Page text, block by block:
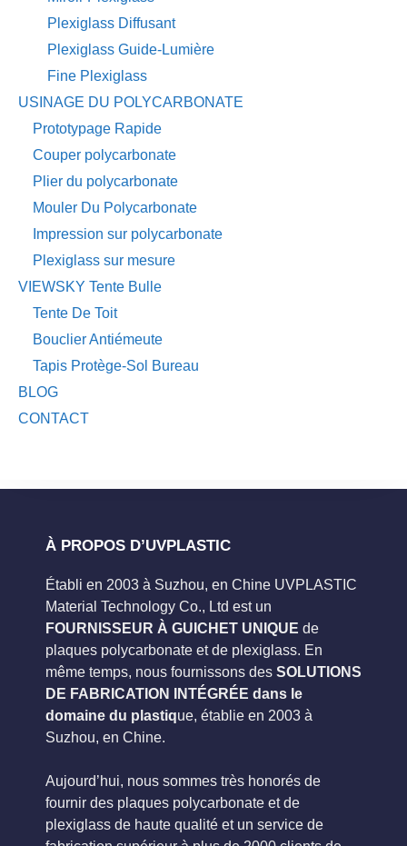
Plexiglass Diffusant
Plexiglass Guide-Lumière
Fine Plexiglass
USINAGE DU POLYCARBONATE
Prototypage Rapide
Couper polycarbonate
Plier du polycarbonate
Mouler Du Polycarbonate
Impression sur polycarbonate
Plexiglass sur mesure
VIEWSKY Tente Bulle
Tente De Toit
Bouclier Antiémeute
Tapis Protège-Sol Bureau
BLOG
CONTACT
À PROPOS D’UVPLASTIC
Établi en 2003 à Suzhou, en Chine UVPLASTIC
Material Technology Co., Ltd est un
FOURNISSEUR À GUICHET UNIQUE de
plaques polycarbonate et de plexiglass. En
même temps, nous fournissons des SOLUTIONS
DE FABRICATION INTÉGRÉE dans le
domaine du plastique, établie en 2003 à
Suzhou, en Chine.
Aujourd’hui, nous sommes très honorés de
fournir des plaques polycarbonate et de
plexiglass de haute qualité et un service de